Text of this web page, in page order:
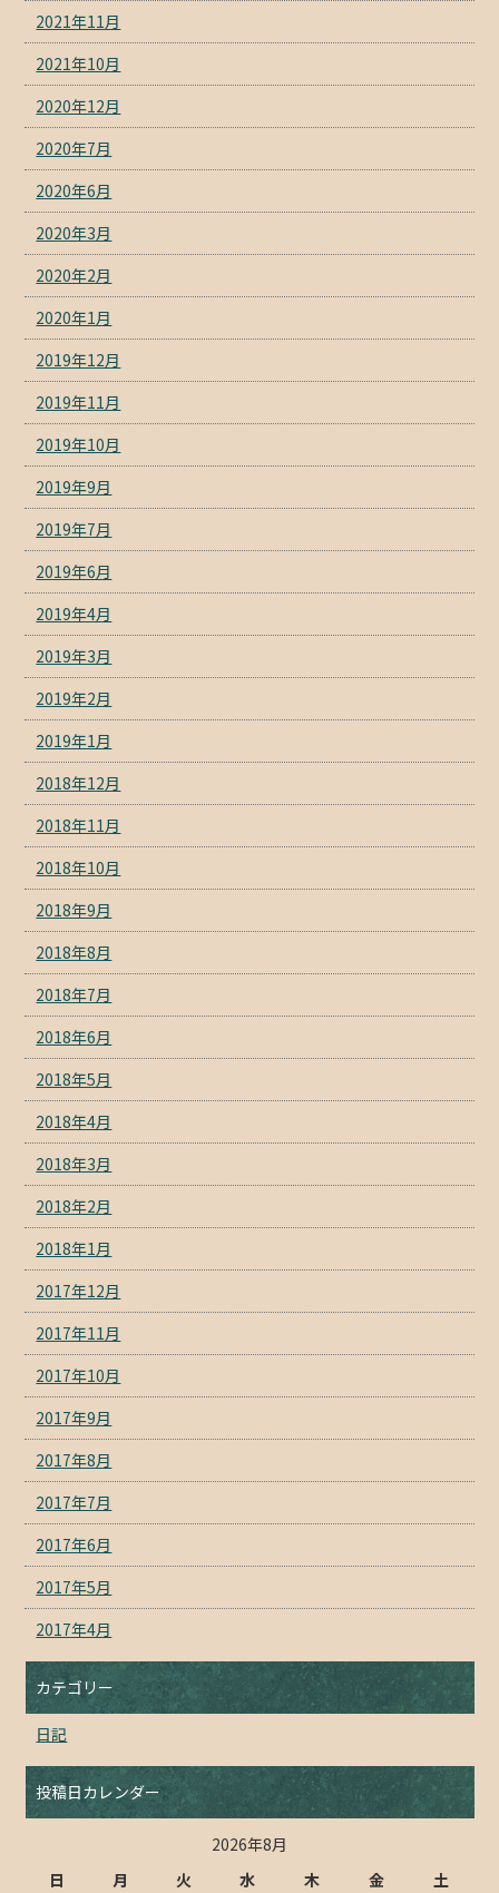
2021年11月
2021年10月
2020年12月
2020年7月
2020年6月
2020年3月
2020年2月
2020年1月
2019年12月
2019年11月
2019年10月
2019年9月
2019年7月
2019年6月
2019年4月
2019年3月
2019年2月
2019年1月
2018年12月
2018年11月
2018年10月
2018年9月
2018年8月
2018年7月
2018年6月
2018年5月
2018年4月
2018年3月
2018年2月
2018年1月
2017年12月
2017年11月
2017年10月
2017年9月
2017年8月
2017年7月
2017年6月
2017年5月
2017年4月
カテゴリー
日記
投稿日カレンダー
2026年8月
日
月 火 水 木 金 土